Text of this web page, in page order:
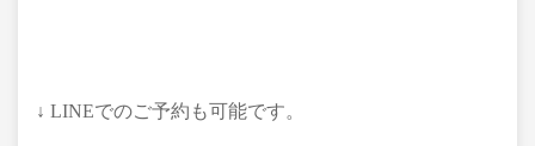
↓ LINEでのご予約も可能です。